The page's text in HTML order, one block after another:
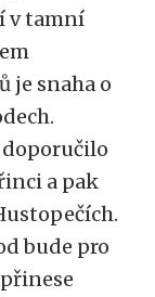
v tamní
je snaha o
a pak
bude pro